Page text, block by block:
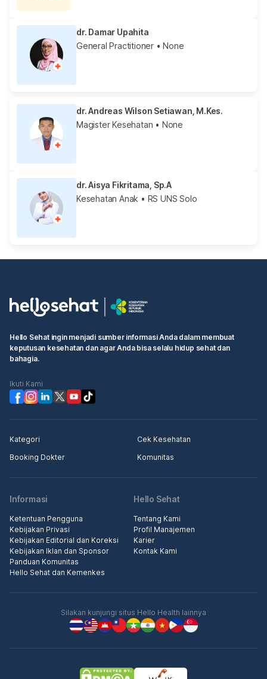
dr. Damar Upahita
General Practitioner • None
dr. Andreas Wilson Setiawan, M.Kes.
Magister Kesehatan • None
dr. Aisya Fikritama, Sp.A
Kesehatan Anak • RS UNS Solo
Hello Sehat ingin menjadi sumber informasi Anda dalam membuat
keputusan kesehatan dan agar Anda bisa selalu hidup sehat dan
bahagia.
Ikuti Kami
Kategori
Cek Kesehatan
Booking Dokter
Komunitas
Informasi
Ketentuan Pengguna
Kebijakan Privasi
Kebijakan Editorial dan Koreksi
Kebijakan Iklan dan Sponsor
Panduan Komunitas
Hello Sehat dan Kemenkes
Hello Sehat
Tentang Kami
Profil Manajemen
Karier
Kontak Kami
Silakan kunjungi situs Hello Health lainnya